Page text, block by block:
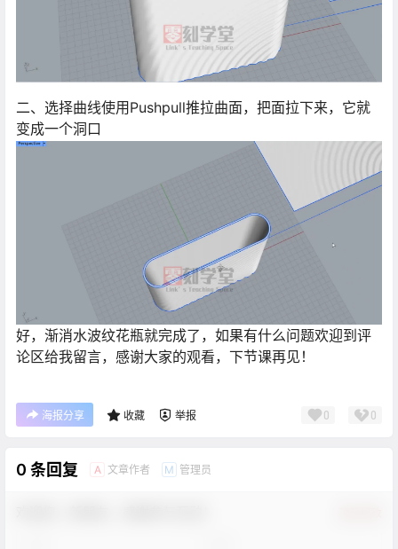
二、选择曲线使用Pushpull推拉曲面，把面拉下来，它就
变成一个洞口
好，渐消水波纹花瓶就完成了，如果有什么问题欢迎到评
论区给我留言，感谢大家的观看，下节课再见！
海报分享 收藏 举报 0 0
0 条回复 A 文章作者 M 管理员